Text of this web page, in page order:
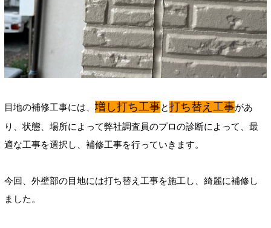
目地の補修工事には、 増し打ち工事と打ち替え工事があ
り、状態、場所によって弊社調査員のプロの診断によって、最
適な工事を選択し、補修工事を行っていきます。
今回、外壁部の目地には打ち替え工事を施工し、綺麗に補修し
ました。